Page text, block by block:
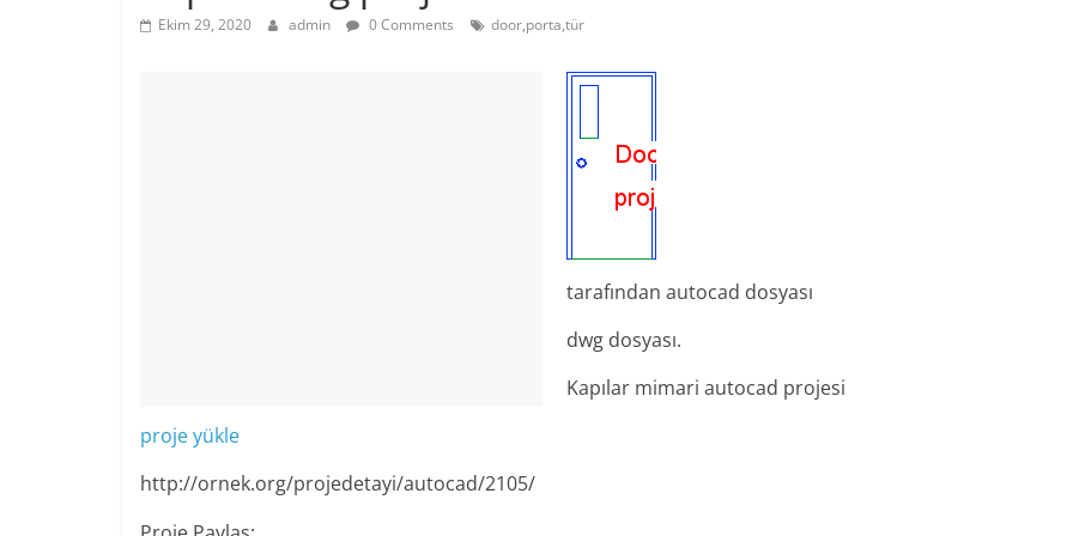
Ekim 29, 2020 admin 0 Comments door,porta,tür
tarafından autocad dosyası
dwg dosyası.
Kapılar mimari autocad projesi
proje yükle
http://ornek.org/projedetayi/autocad/2105/